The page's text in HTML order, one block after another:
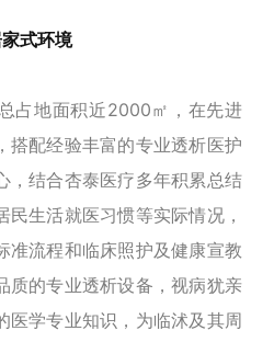
式环境
占地面积近2000㎡， 在先进
搭配经验丰富的专业透析医护
，结合杏泰医疗多年积累总结
生活就医习惯等实际情况，
准流程和临床照护及健康宣教
质的专业透析设备，视病犹亲
医学专业知识，为临沭及其周